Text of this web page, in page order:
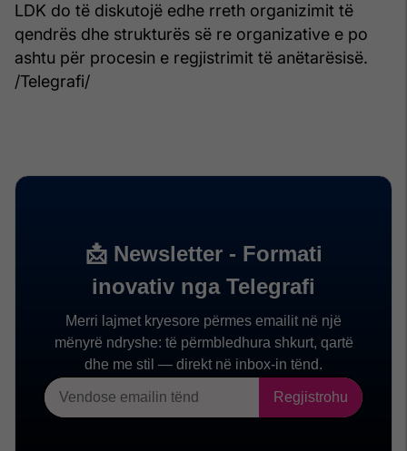
LDK do të diskutojë edhe rreth organizimit të
qendrës dhe strukturës së re organizative e po
ashtu për procesin e regjistrimit të anëtarësisë.
/Telegrafi/